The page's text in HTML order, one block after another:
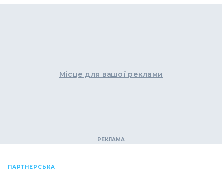
Місце для вашої реклами
ПАРТНЕРСЬКА